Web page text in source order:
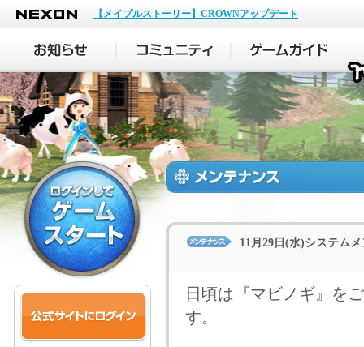
NEXON
【メイプルストーリー】CROWNアップデート
11月29日(水)システム
日頃は『マビノギ』を
す。